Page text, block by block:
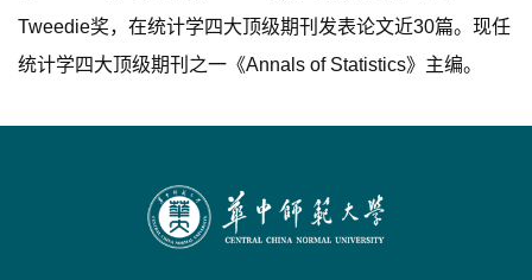
Tweedie奖，在统计学四大顶级期刊发表论文近30篇。现任
统计学四大顶级期刊之一《Annals of Statistics》主编。